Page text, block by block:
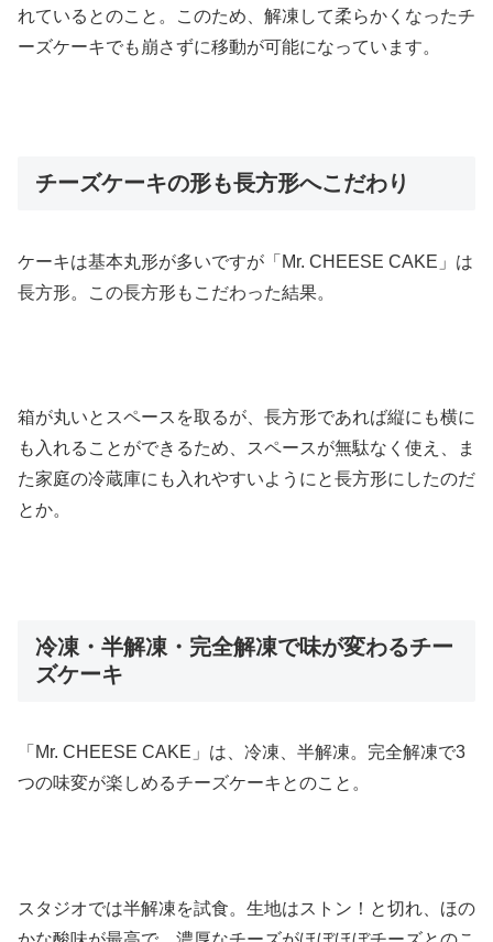
れているとのこと。このため、解凍して柔らかくなったチ
ーズケーキでも崩さずに移動が可能になっています。
チーズケーキの形も長方形へこだわり
ケーキは基本丸形が多いですが「Mr. CHEESE CAKE」は
長方形。この長方形もこだわった結果。
箱が丸いとスペースを取るが、長方形であれば縦にも横に
も入れることができるため、スペースが無駄なく使え、ま
た家庭の冷蔵庫にも入れやすいようにと長方形にしたのだ
とか。
冷凍・半解凍・完全解凍で味が変わるチー
ズケーキ
「Mr. CHEESE CAKE」は、冷凍、半解凍。完全解凍で3
つの味変が楽しめるチーズケーキとのこと。
スタジオでは半解凍を試食。生地はストン！と切れ、ほの